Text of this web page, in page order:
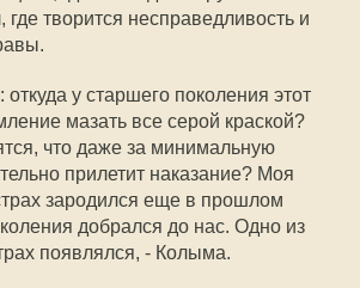
творится несправедливость и
у старшего поколения этот
мазать все серой краской?
что даже за минимальную
прилетит наказание? Моя
зародился еще в прошлом
добрался до нас. Одно из
появлялся, - Колыма.